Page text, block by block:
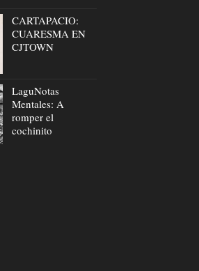
CARTAPACIO:
CUARESMA EN
CJTOWN
LaguNotas
Mentales: A
romper el
cochinito